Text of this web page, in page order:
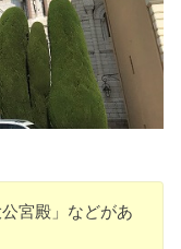
宮殿」などがあ